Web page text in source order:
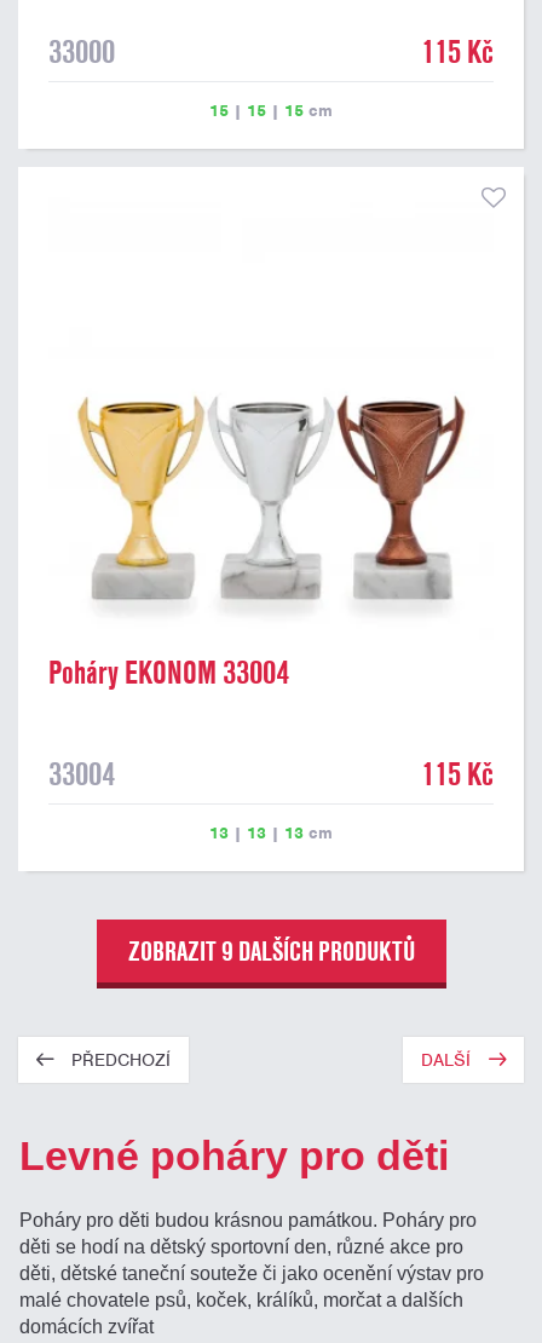
33000 115 Kč
15 | 15 | 15 cm
Poháry EKONOM 33004
33004 115 Kč
13 | 13 | 13 cm
ZOBRAZIT 9 DALŠÍCH PRODUKTŮ
PŘEDCHOZÍ DALŠÍ
Levné poháry pro děti
Poháry pro děti budou krásnou památkou. Poháry pro
děti se hodí na dětský sportovní den, různé akce pro
děti, dětské taneční souteže či jako ocenění výstav pro
malé chovatele psů, koček, králíků, morčat a dalších
domácích zvířat